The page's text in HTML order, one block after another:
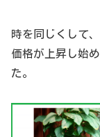
時を同じくして
価格が上昇し始
た。